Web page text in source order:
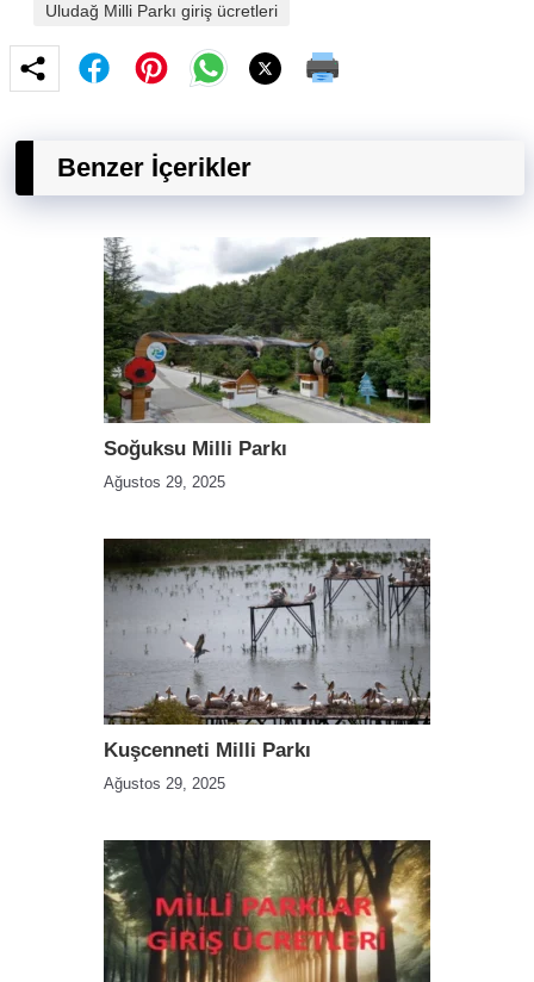
Uludağ Milli Parkı giriş ücretleri
Benzer İçerikler
Soğuksu Milli Parkı
Ağustos 29, 2025
Kuşcenneti Milli Parkı
Ağustos 29, 2025